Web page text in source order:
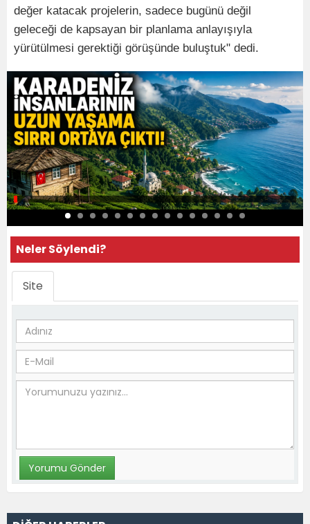
değer katacak projelerin, sadece bugünü değil
geleceği de kapsayan bir planlama anlayışıyla
yürütülmesi gerektiği görüşünde buluştuk" dedi.
Neler Söylendi?
Site